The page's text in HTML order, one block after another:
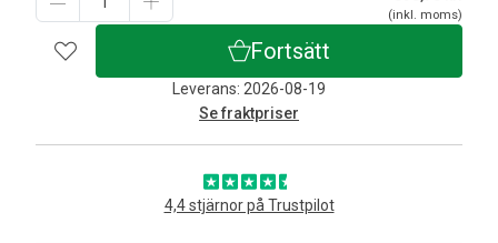
(inkl. moms)
Fortsätt
Leverans: 2026-08-19
Se fraktpriser
4,4 stjärnor på Trustpilot